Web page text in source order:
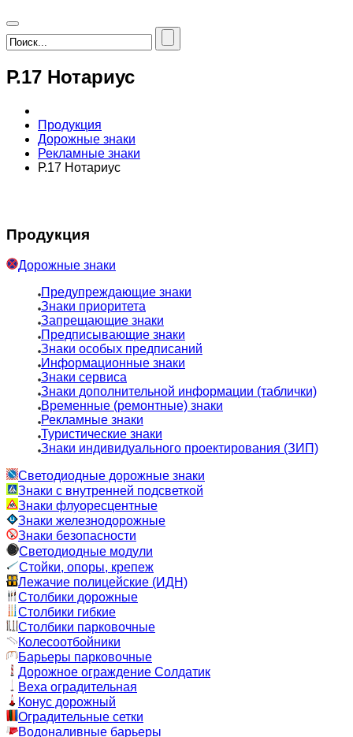
Р.17 Нотариус
Продукция
Дорожные знаки
Рекламные знаки
Р.17 Нотариус
Продукция
Дорожные знаки
Предупреждающие знаки
Знаки приоритета
Запрещающие знаки
Предписывающие знаки
Знаки особых предписаний
Информационные знаки
Знаки сервиса
Знаки дополнительной информации (таблички)
Временные (ремонтные) знаки
Рекламные знаки
Туристические знаки
Знаки индивидуального проектирования (ЗИП)
Светодиодные дорожные знаки
Знаки с внутренней подсветкой
Знаки флуоресцентные
Знаки железнодорожные
Знаки безопасности
Светодиодные модули
Стойки, опоры, крепеж
Лежачие полицейские (ИДН)
Столбики дорожные
Столбики гибкие
Столбики парковочные
Колесоотбойники
Барьеры парковочные
Дорожное ограждение Солдатик
Веха оградительная
Конус дорожный
Оградительные сетки
Водоналивные барьеры